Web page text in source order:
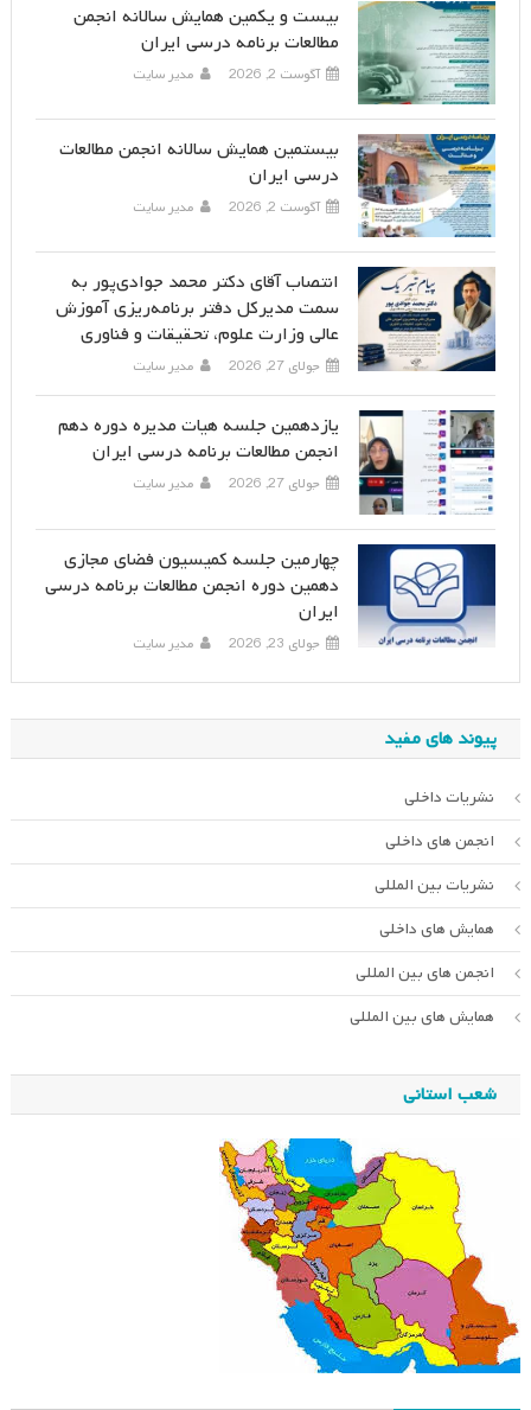
بیست و یکمین همایش سالانه انجمن
مطالعات برنامه درسی ایران
آگوست 2, 2026 مدیر سایت
بیستمین همایش سالانه انجمن مطالعات
درسی ایران
آگوست 2, 2026 مدیر سایت
انتصاب آقای دکتر محمد جوادی‌پور به
سمت مدیرکل دفتر برنامه‌ریزی آموزش
عالی وزارت علوم، تحقیقات و فناوری
جولای 27, 2026 مدیر سایت
یازدهمین جلسه هیات مدیره دوره دهم
انجمن مطالعات برنامه درسی ایران
جولای 27, 2026 مدیر سایت
چهارمین جلسه کمیسیون فضای مجازی
دهمین دوره انجمن مطالعات برنامه درسی
ایران
جولای 23, 2026 مدیر سایت
پیوند های مفید
نشریات داخلی
انجمن های داخلی
نشریات بین المللی
همایش های داخلی
انجمن های بین المللی
همایش های بین المللی
شعب استانی